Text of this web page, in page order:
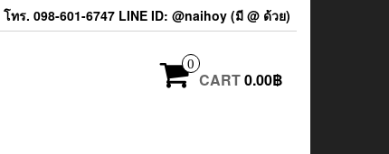
โทร. 098-601-6747 LINE ID: @naihoy (มี @ ด้วย)
0
CART0.00฿